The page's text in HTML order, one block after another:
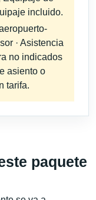
incluido.
· Asistencia
no indicados
asiento o
tarifa.
paquete